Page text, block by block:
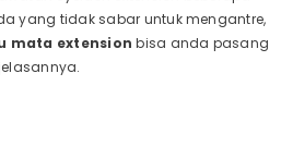
yang tidak sabar untuk mengantre,
mata extension bisa anda pasang